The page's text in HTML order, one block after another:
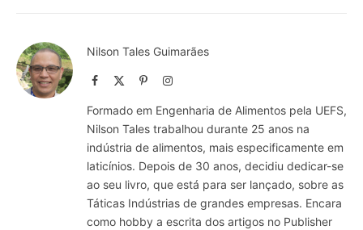
Nilson Tales Guimarães
Facebook PinterestInstagram
Formado em Engenharia de Alimentos pela UEFS,
Nilson Tales trabalhou durante 25 anos na
indústria de alimentos, mais especificamente em
laticínios. Depois de 30 anos, decidiu dedicar-se
ao seu livro, que está para ser lançado, sobre as
Táticas Indústrias de grandes empresas. Encara
como hobby a escrita dos artigos no Publisher